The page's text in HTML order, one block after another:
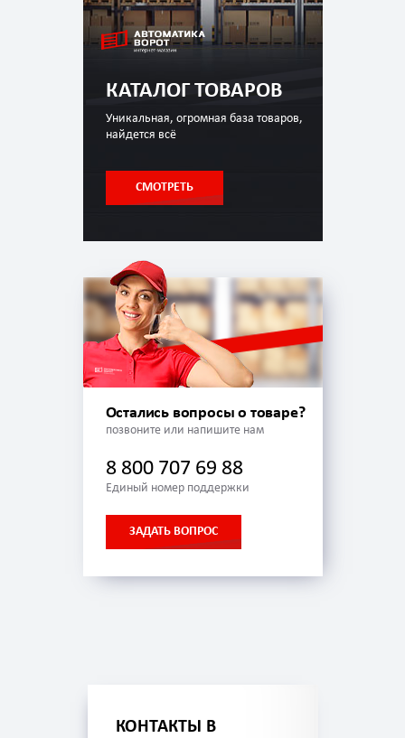
КАТАЛОГ ТОВАРОВ
Уникальная, огромная база товаров,
найдется всё
СМОТРЕТЬ
Остались вопросы о товаре?
позвоните или напишите нам
8 800 707 69 88
Единый номер поддержки
ЗАДАТЬ ВОПРОС
КОНТАКТЫ В